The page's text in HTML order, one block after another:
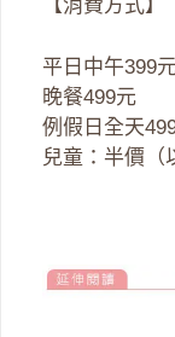
【消費方式】
平日中午399
晚餐499元
例假日全天
兒童：半價（